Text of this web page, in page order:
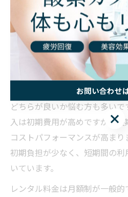
は、維持費の全体像を把握し
や目的に合ったモデルを選ぶこ
ります。
酸素カプセル家庭用とレンタ
酸素カプセルを自宅で使いた
どちらが良いか悩む方も多い
入は初期費用が高めですが、
コストパフォーマンスが高ま
初期負担が少なく、短期間の
いています。
レンタル料金は月額制が一般
お問い合わせ
お問い合わせ